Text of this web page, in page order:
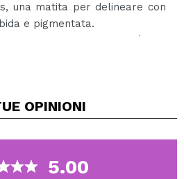
una matita per delineare con
e pigmentata.
gamma di tonalità, si
OPINIONI
5.00